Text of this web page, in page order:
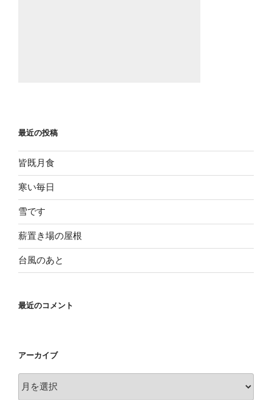
最近の投稿
皆既月食
寒い毎日
雪です
薪置き場の屋根
台風のあと
最近のコメント
アーカイブ
ー